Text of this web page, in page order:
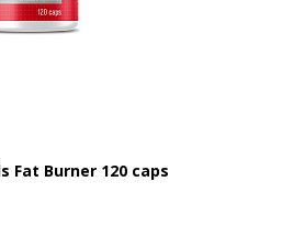
Fat Burner 120 caps